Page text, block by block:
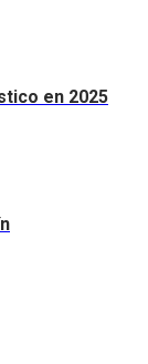
en 2025